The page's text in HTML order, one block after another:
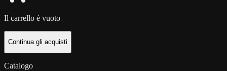
Il carrello è vuoto
Continua gli acquisti
Catalogo